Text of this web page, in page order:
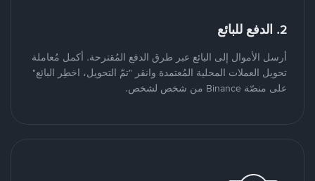
2. الدفع للبائع
أرسل الأموال إلى البائع عبر طرق الدفع المُقترحة. أكمل مُعاملة
تحويل العملات المحلية المُعتمدة وانقر "تمّ التحويل، اخطِر البائع"
على منصّة Binance من شخص لشخص.